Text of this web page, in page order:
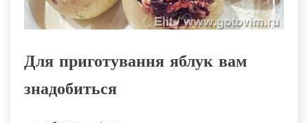
Для приготування яблук вам
знадобиться